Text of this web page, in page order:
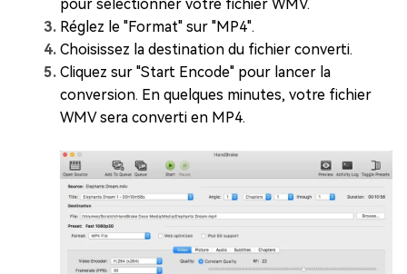
pour sélectionner votre fichier WMV.
Réglez le "Format" sur "MP4".
Choisissez la destination du fichier converti.
Cliquez sur "Start Encode" pour lancer la
conversion. En quelques minutes, votre fichier
WMV sera converti en MP4.